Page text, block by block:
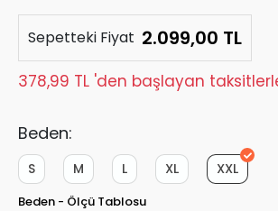
Sepetteki Fiyat 2.099,00 TL
378,99 TL 'den başlayan
Beden:
XXL
XL
L
M
S
Beden - Ölçü Tablosu